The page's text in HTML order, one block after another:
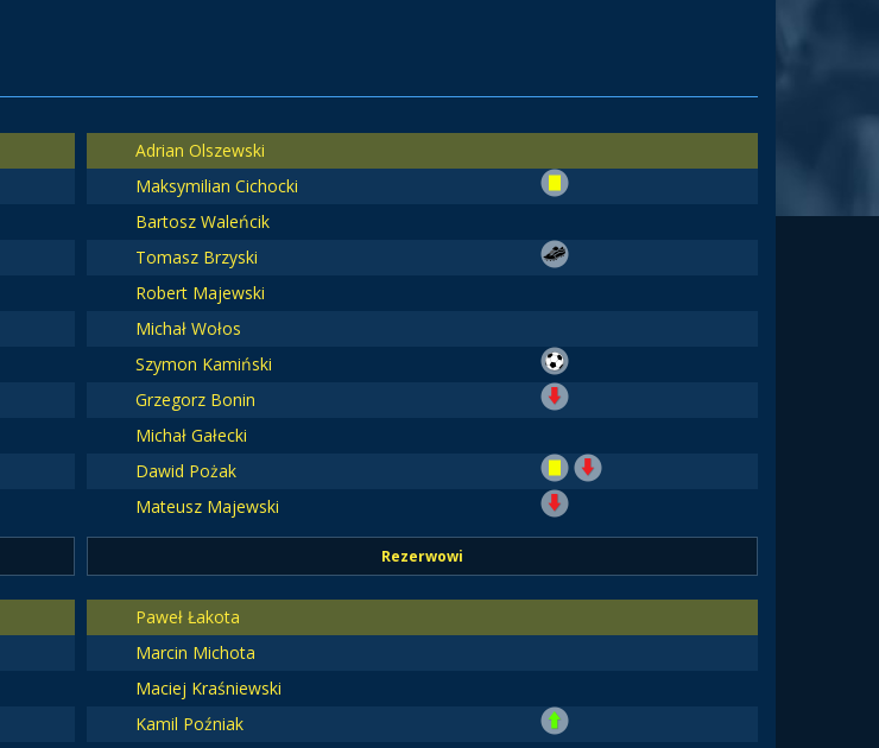
Adrian Olszewski
Maksymilian Cichocki
Bartosz Waleńcik
Tomasz Brzyski
Robert Majewski
Michał Wołos
Szymon Kamiński
Grzegorz Bonin
Michał Gałecki
Dawid Pożak
Mateusz Majewski
Rezerwowi
Paweł Łakota
Marcin Michota
Maciej Kraśniewski
Kamil Poźniak